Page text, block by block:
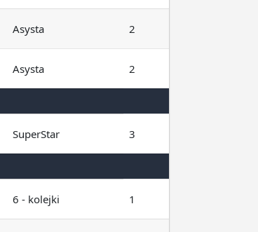
Asysta 2
Asysta 2
SuperStar 3
6 - kolejki 1